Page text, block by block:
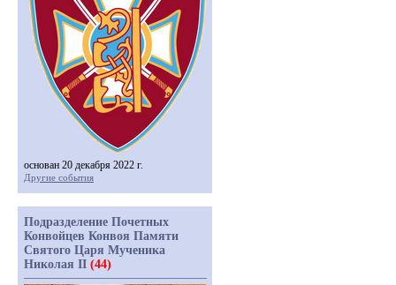
основан 20 декабря 2022 г.
Другие события
Подразделение Почетных
Конвойцев Конвоя Памяти
Святого Царя Мученика
Николая II (44)